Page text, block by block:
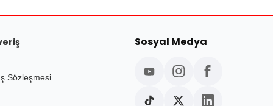
Sözleşmesi
Sosyal Medya